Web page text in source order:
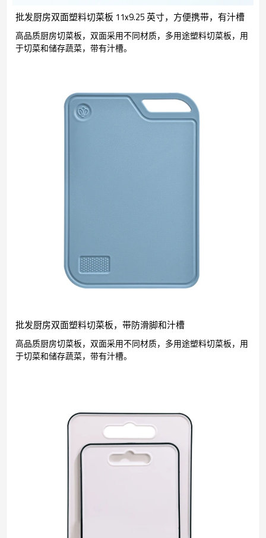
批发厨房双面塑料切菜板 11x9.25 英寸，方便携带，有汁槽
高品质厨房切菜板，双面采用不同材质，多用途塑料切菜板，用
于切菜和储存蔬菜，带有汁槽。
批发厨房双面塑料切菜板，带防滑脚和汁槽
高品质厨房切菜板，双面采用不同材质，多用途塑料切菜板，用
于切菜和储存蔬菜，带有汁槽。